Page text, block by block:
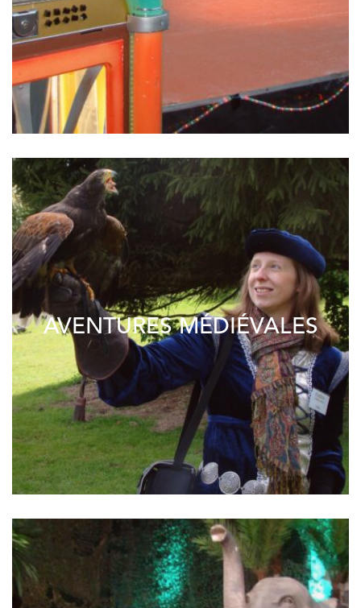
AVENTURES MÉDIÉVALES